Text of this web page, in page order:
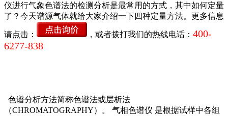
仪进行气象色谱法的检测分析是最常用的方式，其中如何定量
了？今天谱源气体就给大家介绍一下四种定量方法。更多信息
请点击： ，或者拨打我们的热线电话： 400-
6277-838
色谱分析方法简称色谱法或层析法
（CHROMATOGRAPHY）。 气相色谱仪 是根据试样中各组